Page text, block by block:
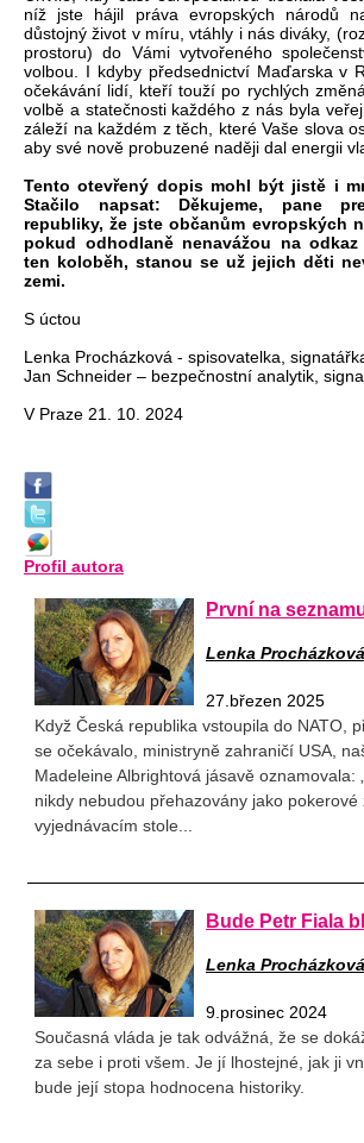
níž jste hájil práva evropských národů
důstojný život v míru, vtáhly i nás diváky,
prostoru) do Vámi vytvořeného
volbou. I kdyby předsednictví Maďarska v
očekávání lidí, kteří touží po rychlých
volbě a statečnosti každého z nás byla
záleží na každém z těch, které Vaše slova
aby své nově probuzené naději dal energii
Tento otevřený dopis mohl být jistě i
Stačilo napsat: Děkujeme, pane
republiky, že jste občanům evropských
pokud odhodlaně nenavážou na
ten koloběh, stanou se už jejich děti
zemi.
S úctou
Lenka Procházková - spisovatelka,
Jan Schneider – bezpečnostní analytik,
V Praze 21. 10. 2024
Profil autora
První na
Lenka Procházková
27.březen 2025
Když Česká republika vstoupila do NATO,
se očekávalo, ministryně zahraničí USA,
Madeleine Albrightová jásavě oznamovala:
nikdy nebudou přehazovány jako pokerové
vyjednávacím stole...
Bude Petr Fiala
Lenka Procházková
9.prosinec 2024
Současná vláda je tak odvážná, že se
za sebe i proti všem. Je jí lhostejné, jak ji
bude její stopa hodnocena historiky.